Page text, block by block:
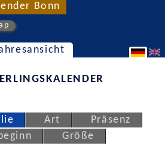
Bonn
Art
Präsenz
Größe